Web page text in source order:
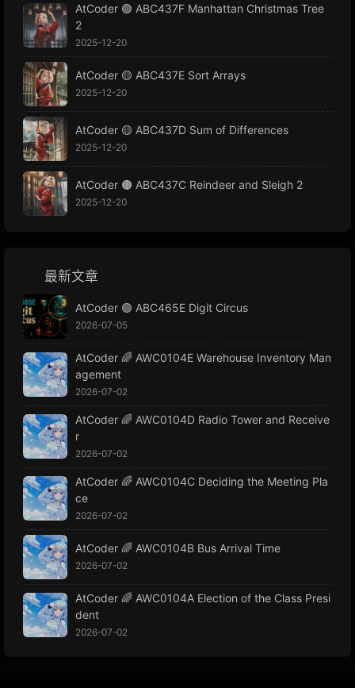
AtCoder 🟢 ABC437F Manhattan Christmas Tree
2
2025-12-20
AtCoder 🟡 ABC437E Sort Arrays
2025-12-20
AtCoder 🟡 ABC437D Sum of Differences
2025-12-20
AtCoder 🟠 ABC437C Reindeer and Sleigh 2
2025-12-20
最新文章
AtCoder 🟢 ABC465E Digit Circus
2026-07-05
AtCoder 🌈 AWC0104E Warehouse Inventory Man
agement
2026-07-02
AtCoder 🌈 AWC0104D Radio Tower and Receive
r
2026-07-02
AtCoder 🌈 AWC0104C Deciding the Meeting Pla
ce
2026-07-02
AtCoder 🌈 AWC0104B Bus Arrival Time
2026-07-02
AtCoder 🌈 AWC0104A Election of the Class Presi
dent
2026-07-02